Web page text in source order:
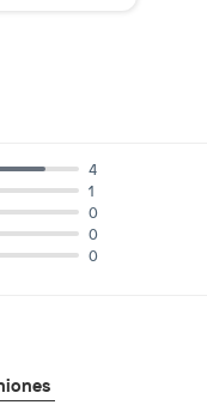
0
0
0
1
4